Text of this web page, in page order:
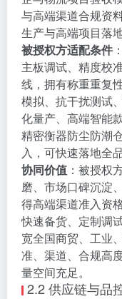
与高端渠道合规资
生产与高端项目落地
被授权方适配条件
主板调试、精度校
线，拥有称重重复
模拟、抗干扰测试
化量产、高端智能
精密衡器防尘防潮
入，可快速落地全
协同价值 ：被授权
磨、市场口碑沉淀
得高端渠道准入资
快速备货、定制调
宽全国商贸、工业
准、渠道、合规高
量空间充足。
2.2 供应链与品